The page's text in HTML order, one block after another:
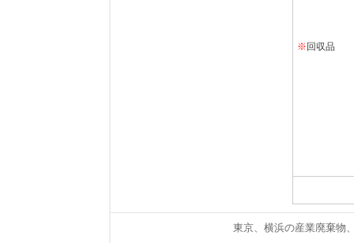
※ 回収品
東京、横浜の産業廃棄物